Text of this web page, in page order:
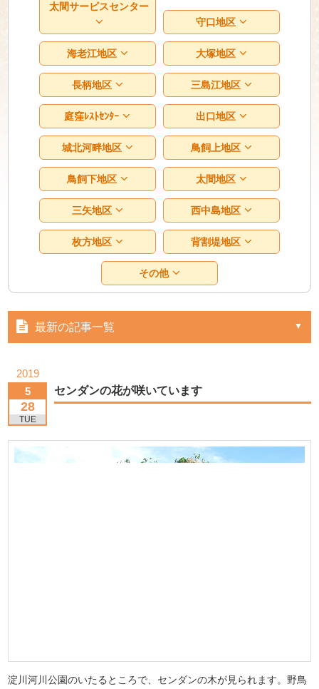
太間サービスセンター
守口地区
海老江地区 大塚地区
長柄地区 三島江地区
庭窪ﾚｽﾄｾﾝﾀｰ 出口地区
城北河畔地区 鳥飼上地区
鳥飼下地区 太間地区
三矢地区 西中島地区
枚方地区 背割堤地区
その他
最新の記事一覧
2019
5
28
TUE
センダンの花が咲いています
淀川河川公園のいたるところで、センダンの木が見られます。野鳥